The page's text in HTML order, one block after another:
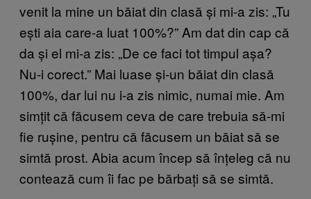
venit la mine un băiat din clasă și mi-a zis: „Tu
ești aia care-a luat 100%?” Am dat din cap că
da și el mi-a zis: „De ce faci tot timpul așa?
Nu-i corect.” Mai luase și-un băiat din clasă
100%, dar lui nu i-a zis nimic, numai mie. Am
simțit că făcusem ceva de care trebuia să-mi
fie rușine, pentru că făcusem un băiat să se
simtă prost. Abia acum încep să înțeleg că nu
contează cum îi fac pe bărbați să se simtă.